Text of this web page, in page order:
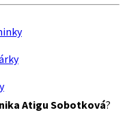
Atigu Sobotková?